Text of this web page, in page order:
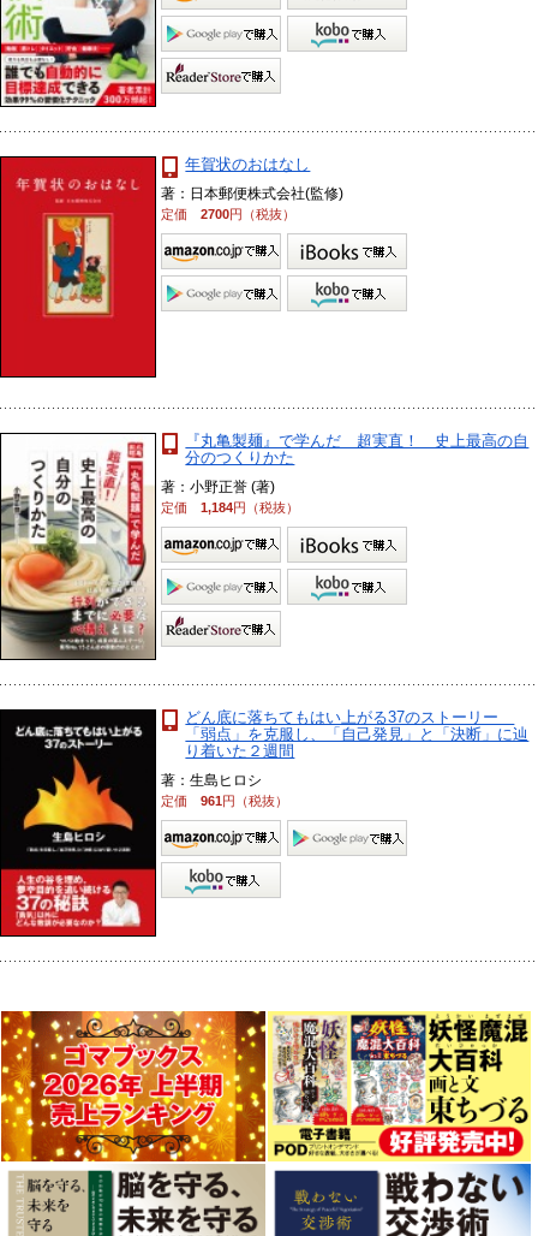
年賀状のおはなし
著：日本郵便株式会社(監修)
定価2700円（税抜）
『丸亀製麺』で学んだ 超実直！ 史上最高の自
分のつくりかた
著：小野正誉 (著)
定価1,184円（税抜）
どん底に落ちてもはい上がる37のストーリー
「弱点」を克服し、「自己発見」と「決断」に辿
り着いた２週間
著：生島ヒロシ
定価961円（税抜）